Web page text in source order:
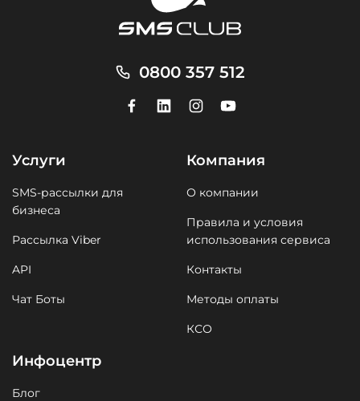
0800 357 512
Услуги
SMS-рассылки для
бизнеса
Рассылка Viber
API
Чат Боты
Компания
О компании
Правила и условия
использования сервиса
Контакты
Методы оплаты
КСО
Инфоцентр
Блог